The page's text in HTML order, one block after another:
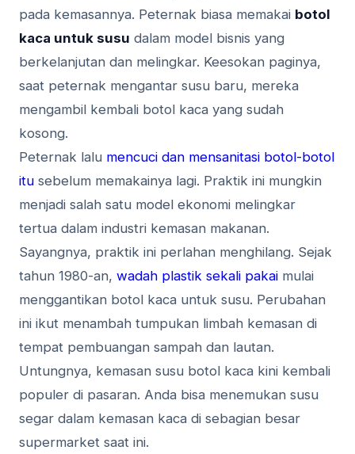
pada kemasannya. Peternak biasa memakai botol
kaca untuk susu dalam model bisnis yang
berkelanjutan dan melingkar. Keesokan paginya,
saat peternak mengantar susu baru, mereka
mengambil kembali botol kaca yang sudah
kosong.
Peternak lalu mencuci dan mensanitasi botol-botol
itu sebelum memakainya lagi. Praktik ini mungkin
menjadi salah satu model ekonomi melingkar
tertua dalam industri kemasan makanan.
Sayangnya, praktik ini perlahan menghilang. Sejak
tahun 1980-an, wadah plastik sekali pakai mulai
menggantikan botol kaca untuk susu. Perubahan
ini ikut menambah tumpukan limbah kemasan di
tempat pembuangan sampah dan lautan.
Untungnya, kemasan susu botol kaca kini kembali
populer di pasaran. Anda bisa menemukan susu
segar dalam kemasan kaca di sebagian besar
supermarket saat ini.